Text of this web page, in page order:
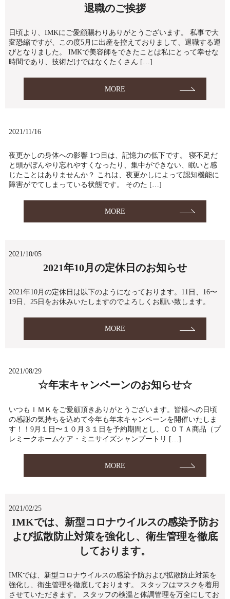
退職のご挨拶
日頃より、IMKにご愛顧賜わりありがとうございます。 私事で大
変恐縮ですが、この度5月に出産を控えておりまして、退職する運
びとなりました。 IMKで美容師をできたことは私にとって幸せな
時間であり、技術だけではなくたくさん […]
MORE
2021/11/16
夜更かしの身体への影響 1つ目は、記憶力の低下です。 寝不足だ
と頭がぼんやり忘れやすくなったり、集中ができない、眠いと感
じたことはありませんか？ これは、夜更かしによって認知機能に
障害がでてしまっている状態です。 そのた […]
MORE
2021/10/05
2021年10月の定休日のお知らせ
2021年10月の定休日は以下のようになっております。11日、16〜
19日、25日をお休みいたしますのでよろしくお願い致します。
MORE
2021/08/29
☆年末キャンペーンのお知らせ☆
いつもＩＭＫをご愛顧頂きありがとうございます。皆様への日頃
の感謝の気持ちを込めて今年も年末キャンペーンを開催いたしま
す！！9月１日〜１０月３１日を予約期間とし、ＣＯＴＡ商品（プ
レミークホームケア・ミニサイズシャンプートリ […]
MORE
2021/02/25
IMKでは、新型コロナウイルスの感染予防お
よび拡散防止対策を強化し、衛生管理を徹底
しております。
IMKでは、新型コロナウイルスの感染予防および拡散防止対策を
強化し、衛生管理を徹底しております。 スタッフはマスクを着用
させていただきます。 スタッフの検温と体調管理を万全にしてお